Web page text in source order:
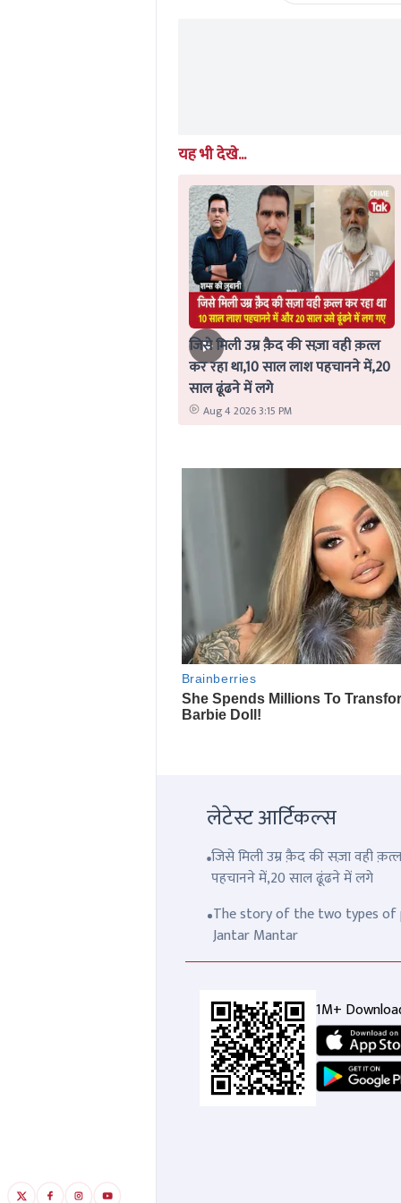
यह भी देखे...
जिसे मिली उम्र क़ैद की सज़ा वही क़त्ल
कर रहा था,10 साल लाश पहचानने में,20
साल ढूंढने में लगे
Aug 4 2026 3:15 PM
लेटेस्ट आर्टिकल्स
जिसे मिली उम्र क़ैद की सज़ा वही
पहचानने में,20 साल ढूंढने में लगे
The story of the two types of
Jantar Mantar
1M+